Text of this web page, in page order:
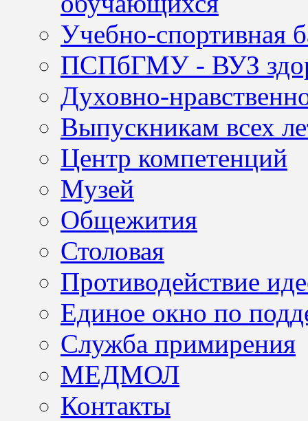
Учебно-спортивная
ПСПбГМУ - ВУЗ
Духовно-
Выпускникам всех
Центр компетенций
Музей
Общежития
Столовая
Противодействие
Единое окно по
Служба примирения
МЕДМОЛ
Контакты